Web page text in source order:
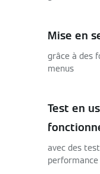
Mise en
grâce à des
menus
Test en
avec des
performance